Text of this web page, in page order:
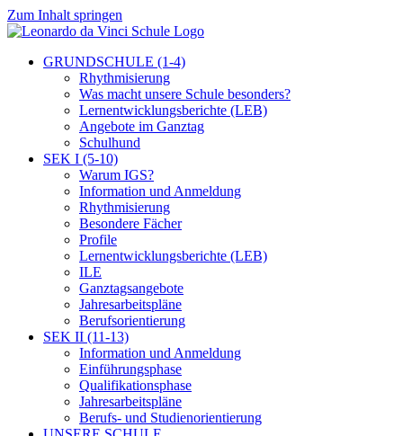
Zum Inhalt springen
GRUNDSCHULE (1-4)
Rhythmisierung
Was macht unsere Schule besonders?
Lernentwicklungsberichte (LEB)
Angebote im Ganztag
Schulhund
SEK I (5-10)
Warum IGS?
Information und Anmeldung
Rhythmisierung
Besondere Fächer
Profile
Lernentwicklungsberichte (LEB)
ILE
Ganztagsangebote
Jahresarbeitspläne
Berufsorientierung
SEK II (11-13)
Information und Anmeldung
Einführungsphase
Qualifikationsphase
Jahresarbeitspläne
Berufs- und Studienorientierung